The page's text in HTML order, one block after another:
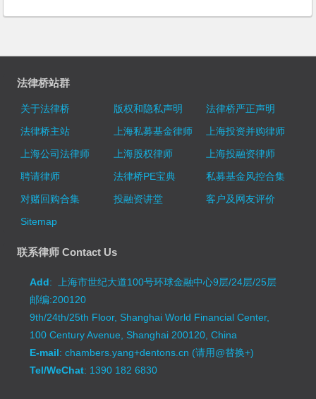
法律桥站群
关于法律桥 版权和隐私声明
法律桥严正声明
法律桥主站
上海私募基金律师
上海投资并购律师
上海公司法律师
上海股权律师
上海投融资律师
聘请律师
法律桥PE宝典
私募基金风控合集
对赌回购合集
投融资讲堂
客户及网友评价
Sitemap
联系律师 Contact Us
Add: 上海市世纪大道100号环球金融中心9层/24层/25层
邮编:200120
9th/24th/25th Floor, Shanghai World Financial Center,
100 Century Avenue, Shanghai 200120, China
E-mail: chambers.yang+dentons.cn (请用@替换+)
Tel/WeChat: 1390 182 6830